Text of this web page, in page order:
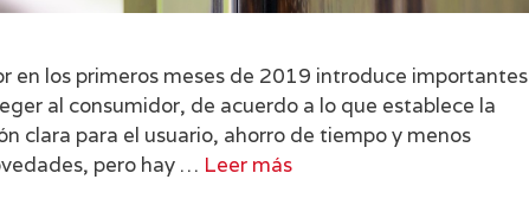
en los primeros meses de 2019 introduce importantes
al consumidor, de acuerdo a lo que establece la
para el usuario, ahorro de tiempo y menos
pero hay … Leer más